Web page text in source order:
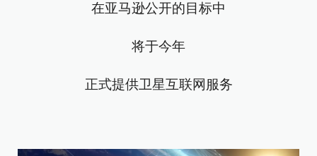
在亚马逊公开的目标中
将于今年
正式提供卫星互联网服务